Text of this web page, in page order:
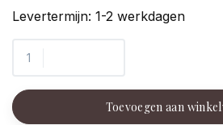
Levertermijn: 1-2 werkdagen
Toevoegen aan